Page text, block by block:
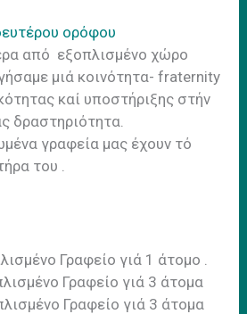
ορόφου
από εξοπλισμένο χώρο
μιά κοινότητα- fraternity
καί υποστήριξης στήν
δραστηριότητα.
γραφεία μας έχουν τό
του .
Γραφείο γιά 1 άτομο .
Γραφείο γιά 3 άτομα
Γραφείο γιά 3 άτομα